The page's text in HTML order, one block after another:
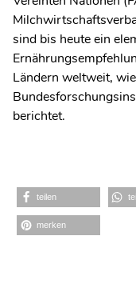
sind bis heute ein
Ländern weltweit,
berichtet.
teilen
merken